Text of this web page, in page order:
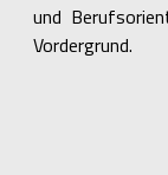
und
Vordergrund.